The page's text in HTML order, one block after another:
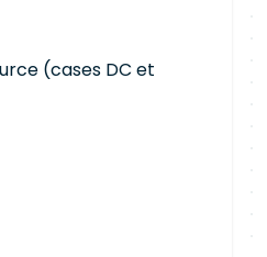
(cases DC et